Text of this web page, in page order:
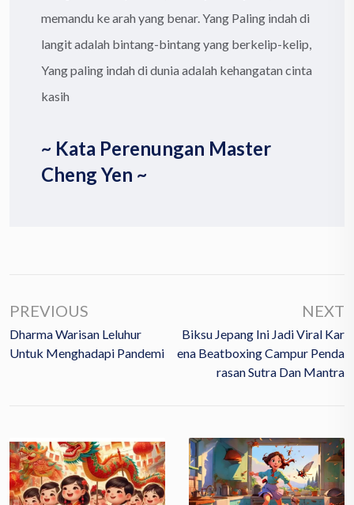
memandu ke arah yang benar. Yang Paling indah di
langit adalah bintang-bintang yang berkelip-kelip,
Yang paling indah di dunia adalah kehangatan cinta
kasih
~ Kata Perenungan Master
Cheng Yen ~
PREVIOUS
Dharma Warisan Leluhur
Untuk Menghadapi Pandemi
NEXT
Biksu Jepang Ini Jadi Viral Kar
Ena Beatboxing Campur Penda
Rasan Sutra Dan Mantra